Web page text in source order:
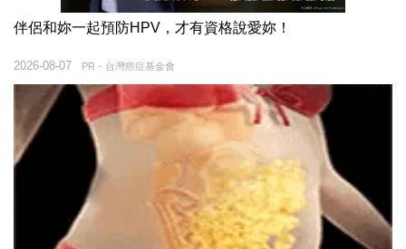
伴侶和妳一起預防HPV，才有資格說愛妳！
PR・台灣癌症基金會
2026-08-07